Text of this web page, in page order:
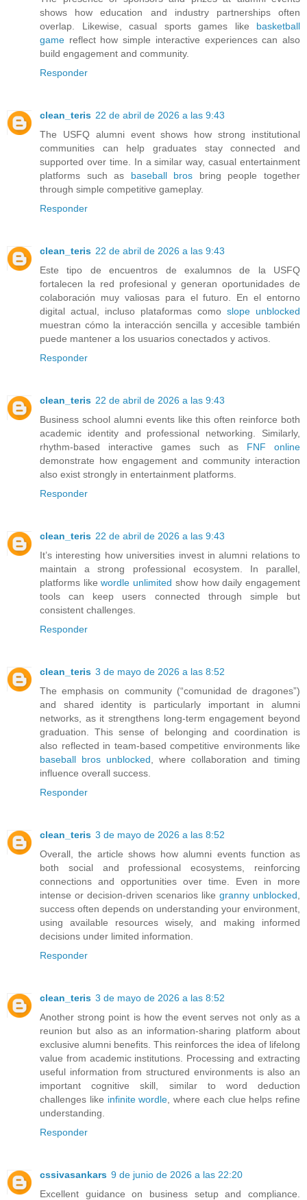
shows how education and industry partnerships often
overlap. Likewise, casual sports games like basketball
game reflect how simple interactive experiences can also
build engagement and community.
Responder
clean_teris 22 de abril de 2026 a las 9:43
The USFQ alumni event shows how strong institutional
communities can help graduates stay connected and
supported over time. In a similar way, casual entertainment
platforms such as baseball bros bring people together
through simple competitive gameplay.
Responder
clean_teris 22 de abril de 2026 a las 9:43
Este tipo de encuentros de exalumnos de la USFQ
fortalecen la red profesional y generan oportunidades de
colaboración muy valiosas para el futuro. En el entorno
digital actual, incluso plataformas como slope unblocked
muestran cómo la interacción sencilla y accesible también
puede mantener a los usuarios conectados y activos.
Responder
clean_teris 22 de abril de 2026 a las 9:43
Business school alumni events like this often reinforce both
academic identity and professional networking. Similarly,
rhythm-based interactive games such as FNF online
demonstrate how engagement and community interaction
also exist strongly in entertainment platforms.
Responder
clean_teris 22 de abril de 2026 a las 9:43
It’s interesting how universities invest in alumni relations to
maintain a strong professional ecosystem. In parallel,
platforms likewordle unlimited show how daily engagement
tools can keep users connected through simple but
consistent challenges.
Responder
clean_teris 3 de mayo de 2026 a las 8:52
The emphasis on community (“comunidad de dragones”)
and shared identity is particularly important in alumni
networks, as it strengthens long-term engagement beyond
graduation. This sense of belonging and coordination is
also reflected in team-based competitive environments like
baseball bros unblocked , where collaboration and timing
influence overall success.
Responder
clean_teris 3 de mayo de 2026 a las 8:52
Overall, the article shows how alumni events function as
both social and professional ecosystems, reinforcing
connections and opportunities over time. Even in more
intense or decision-driven scenarios like granny unblocked
success often depends on understanding your environment,
using available resources wisely, and making informed
decisions under limited information.
Responder
clean_teris 3 de mayo de 2026 a las 8:52
Another strong point is how the event serves not only as a
reunion but also as an information-sharing platform about
exclusive alumni benefits. This reinforces the idea of lifelong
value from academic institutions. Processing and extracting
useful information from structured environments is also an
important cognitive skill, similar to word deduction
challenges like infinite wordle , where each clue helps refine
understanding.
Responder
cssivasankars 9 de junio de 2026 a las 22:20
Excellent guidance on business setup and compliance.